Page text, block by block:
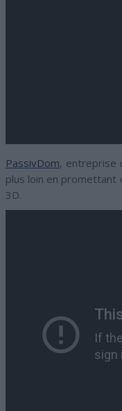
PassivDom, entreprise
plus loin en promettant
3D.